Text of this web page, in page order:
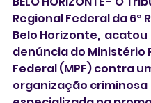
Regional Federal da 6ª
Belo Horizonte,  acatou
denúncia do Ministério
Federal (MPF) contra
organização criminosa